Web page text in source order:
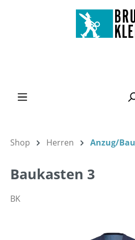
Zum Hauptinhalt springen
Shop Herren Anzug/
Baukasten 3
BK
Bildergalerie überspringen